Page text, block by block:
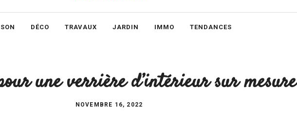
DÉCO TRAVAUX JARDIN IMMO TENDANCES
une verrière d’intérieur sur mesure
NOVEMBRE 16, 2022